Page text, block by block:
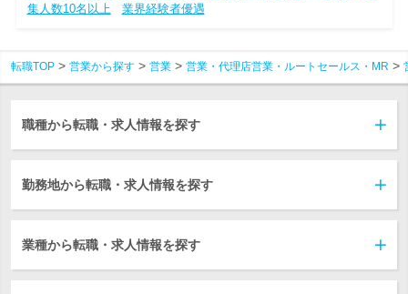
集人数10名以上
業界経験者優遇
転職TOP 営業から探す 営業 営業・代理店営業・ルートセールス・MR
職種から転職・求人情報を探す
勤務地から転職・求人情報を探す
業種から転職・求人情報を探す